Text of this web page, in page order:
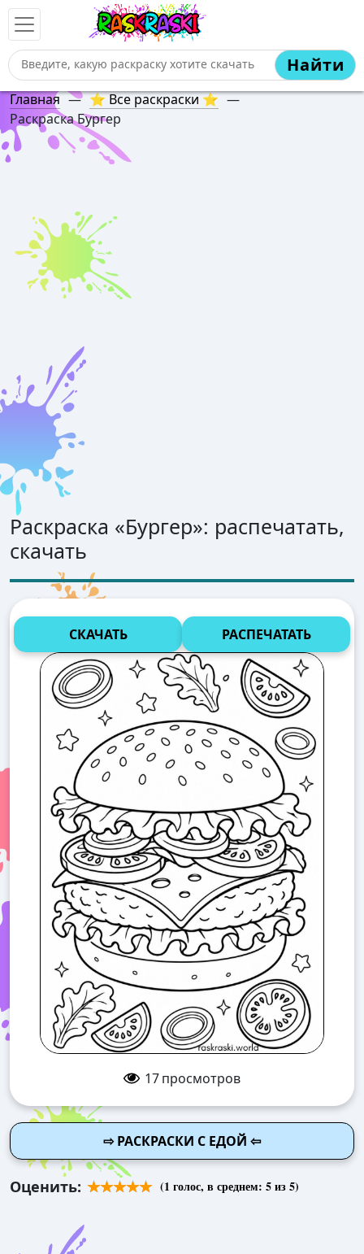
Найти
Главная — ⭐ Все раскраски ⭐ —
Раскраска Бургер
Раскраска «Бургер»: распечатать,
скачать
СКАЧАТЬ РАСПЕЧАТАТЬ
17просмотров
⇨ РАСКРАСКИ С ЕДОЙ ⇦
Оценить: (1 голос, в среднем: 5из 5)